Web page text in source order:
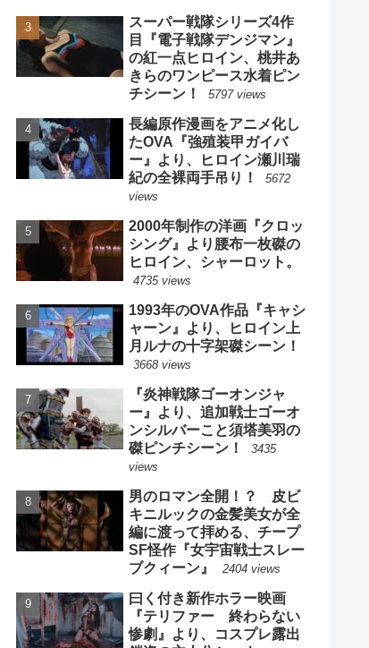
スーパー戦隊シリーズ4作
目『電子戦隊デンジマン』
の紅一点ヒロイン、桃井あ
きらのワンピース水着ピン
チシーン！
5797 views
長編原作漫画をアニメ化し
たOVA『強殖装甲ガイバ
ー』より、ヒロイン瀬川瑞
紀の全裸両手吊り！
5672
views
2000年制作の洋画『クロッ
シング』より腰布一枚磔の
ヒロイン、シャーロット。
4735 views
1993年のOVA作品『キャシ
ャーン』より、ヒロイン上
月ルナの十字架磔シーン！
3668 views
『炎神戦隊ゴーオンジャ
ー』より、追加戦士ゴーオ
ンシルバーこと須塔美羽の
磔ピンチシーン！
3435
views
男のロマン全開！？ 皮ビ
キニルックの金髪美女が全
編に渡って拝める、チープ
SF怪作『女宇宙戦士スレー
ブクィーン』
2404 views
曰く付き新作ホラー映画
『テリファー 終わらない
惨劇』より、コスプレ露出